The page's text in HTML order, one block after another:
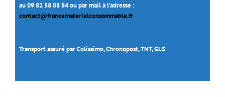
au 09 82 58 08 84 ou par mail à l’adresse :
contact@francematerielconsommable.fr
Transport assuré par Colissimo, Chronopost, TNT, GLS